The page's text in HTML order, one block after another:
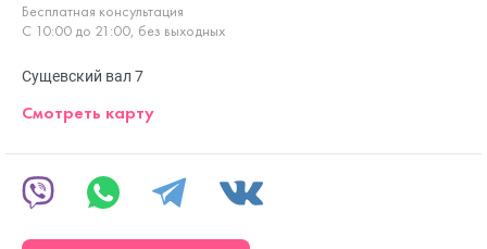
Бесплатная консультация
С 10:00 до 21:00, без выходных
Сущевский вал 7
Смотреть карту